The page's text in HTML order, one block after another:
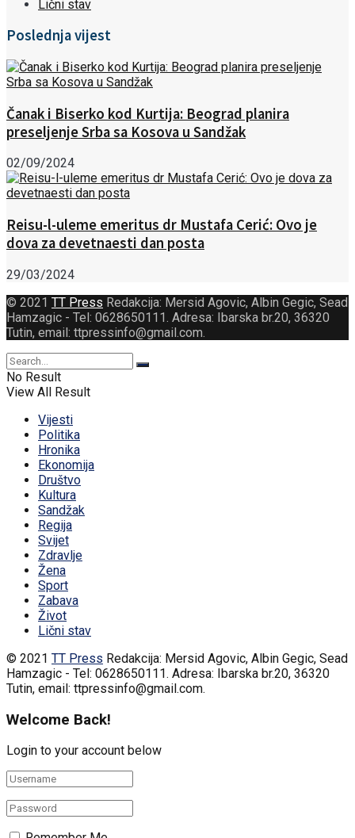
Lični stav
Poslednja vijest
Čanak i Biserko kod Kurtija: Beograd planira
preseljenje Srba sa Kosova u Sandžak
02/09/2024
Reisu-l-uleme emeritus dr Mustafa Cerić: Ovo je
dova za devetnaesti dan posta
29/03/2024
© 2021 TT Press Redakcija: Mersid Agovic, Albin Gegic, Sead
Hamzagic - Tel: 0628650111. Adresa: Ibarska br.20, 36320
Tutin, email: ttpressinfo@gmail.com.
No Result
View All Result
Vijesti
Politika
Hronika
Ekonomija
Društvo
Kultura
Sandžak
Regija
Svijet
Zdravlje
Žena
Sport
Zabava
Život
Lični stav
© 2021 TT Press Redakcija: Mersid Agovic, Albin Gegic, Sead
Hamzagic - Tel: 0628650111. Adresa: Ibarska br.20, 36320
Tutin, email: ttpressinfo@gmail.com.
Welcome Back!
Login to your account below